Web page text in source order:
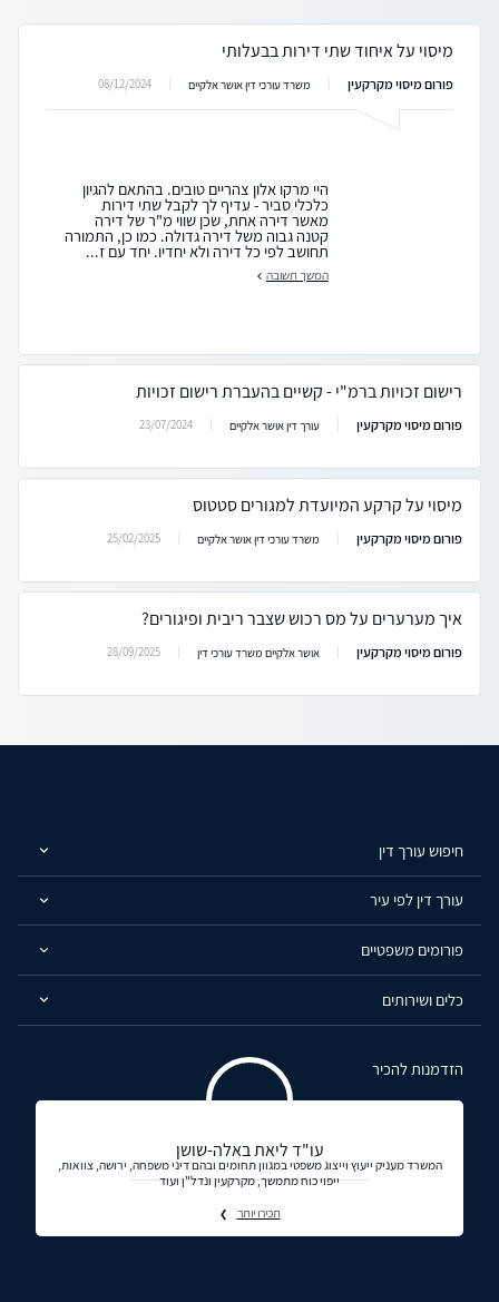
מיסוי על איחוד שתי דירות בבעלותי
פורום מיסוי מקרקעין משרד עורכי דין אושר אלקיים 08/12/2024
היי מרקו אלון צהריים טובים. בהתאם להגיון
כלכלי סביר - עדיף לך לקבל שתי דירות
מאשר דירה אחת, שכן שווי מ"ר של דירה
קטנה גבוה משל דירה גדולה. כמו כן, התמורה
תחושב לפי כל דירה ולא יחדיו. יחד עם ז...
המשך תשובה
רישום זכויות ברמ"י - קשיים בהעברת רישום זכויות
פורום מיסוי מקרקעין עורך דין אושר אלקיים 23/07/2024
מיסוי על קרקע המיועדת למגורים סטטוס
פורום מיסוי מקרקעין משרד עורכי דין אושר אלקיים 25/02/2025
איך מערערים על מס רכוש שצבר ריבית ופיגורים?
פורום מיסוי מקרקעין אושר אלקיים משרד עורכי דין 28/09/2025
חיפוש עורך דין
עורך דין לפי עיר
פורומים משפטיים
כלים ושירותים
הזדמנות להכיר
עו"ד ליאת באלה-שושן
המשרד מעניק ייעוץ וייצוג משפטי במגוון תחומים ובהם דיני משפחה, ירושה, צוואות,
ייפוי כוח מתמשך, מקרקעין ונדל"ן ועוד
תכירו יותר